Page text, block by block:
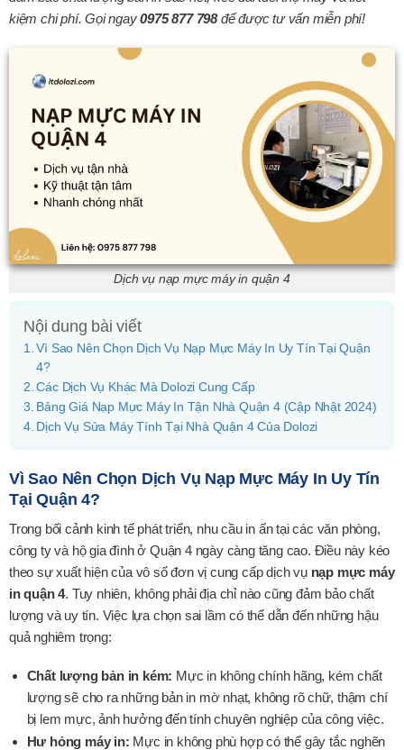
kiệm chi phí. Gọi ngay0975 877 798để được tư vấn miễn phí!
Dịch vụ nạp mực máy in quận 4
Nội dung bài viết
Vì Sao Nên Chọn Dịch Vụ Nạp Mực Máy In Uy Tín Tại Quận
4?
Các Dịch Vụ Khác Mà Dolozi Cung Cấp
Bảng Giá Nạp Mực Máy In Tận Nhà Quận 4 (Cập Nhật 2024)
Dịch Vụ Sửa Máy Tính Tại Nhà Quận 4 Của Dolozi
Vì Sao Nên Chọn Dịch Vụ Nạp Mực Máy In Uy Tín
Tại Quận 4?
Trong bối cảnh kinh tế phát triển, nhu cầu in ấn tại các văn phòng,
công ty và hộ gia đình ở Quận 4 ngày càng tăng cao. Điều này kéo
theo sự xuất hiện của vô số đơn vị cung cấp dịch vụ nạp mực máy
in quận 4. Tuy nhiên, không phải địa chỉ nào cũng đảm bảo chất
lượng và uy tín. Việc lựa chọn sai lầm có thể dẫn đến những hậu
quả nghiêm trọng:
Chất lượng bản in kém: Mực in không chính hãng, kém chất
lượng sẽ cho ra những bản in mờ nhạt, không rõ chữ, thậm chí
bị lem mực, ảnh hưởng đến tính chuyên nghiệp của công việc.
Hư hỏng máy in: Mực in không phù hợp có thể gây tắc nghẽn